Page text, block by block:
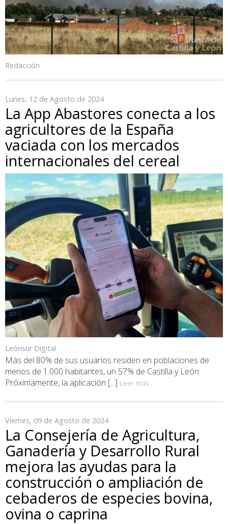
Redacción
Lunes, 12 de Agosto de 2024
La App Abastores conecta a los
agricultores de la España
vaciada con los mercados
internacionales del cereal
Leónsur Digital
Más del 80% de sus usuarios residen en poblaciones de
menos de 1.000 habitantes, un 57% de Castilla y León.
Próximamente, la aplicación [...] Leer más...
Viernes, 09 de Agosto de 2024
La Consejería de Agricultura,
Ganadería y Desarrollo Rural
mejora las ayudas para la
construcción o ampliación de
cebaderos de especies bovina,
ovina o caprina